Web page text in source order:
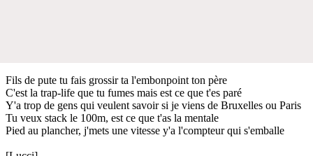
Fils de pute tu fais grossir ta l'embonpoint ton père
C'est la trap-life que tu fumes mais est ce que t'es paré
Y'a trop de gens qui veulent savoir si je viens de Bruxelles ou Paris
Tu veux stack le 100m, est ce que t'as la mentale
Pied au plancher, j'mets une vitesse y'a l'compteur qui s'emballe